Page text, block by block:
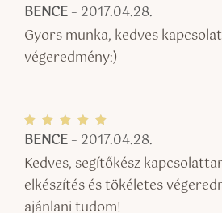
Értékel
és:
5
/ 5
BENCE– 2017.04.28.
Gyors munka, kedves
végeredmény:)
Értékel
és:
5
/ 5
BENCE– 2017.04.28.
Kedves, segítőkész
elkészítés és tökéletes
ajánlani tudom!